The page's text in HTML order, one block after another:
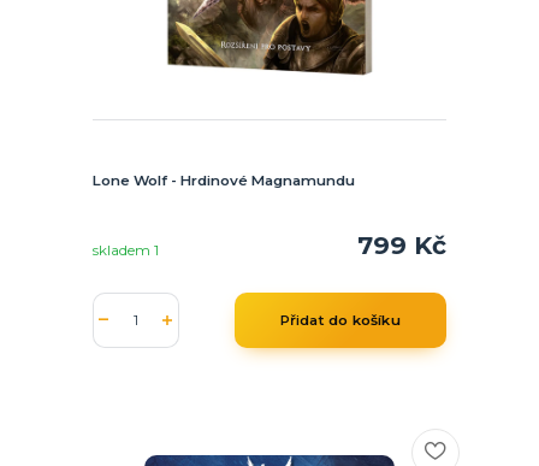
Lone Wolf - Hrdinové Magnamundu
799 Kč
skladem 1
Přidat do košíku